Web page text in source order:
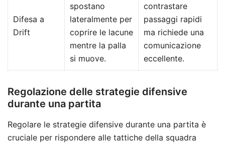
Difesa a
Drift
spostano
lateralmente per
coprire le lacune
mentre la palla
si muove.
contrastare
passaggi rapidi
ma richiede una
comunicazione
eccellente.
Regolazione delle strategie difensive
durante una partita
Regolare le strategie difensive durante una partita è
cruciale per rispondere alle tattiche della squadra